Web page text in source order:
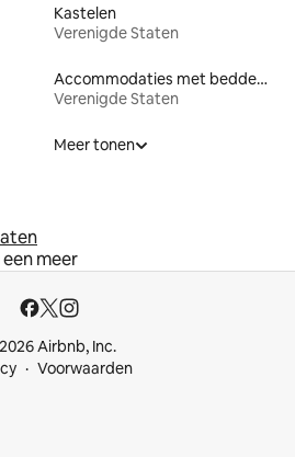
Kastelen
Verenigde Staten
Accommodaties met bedden op toegankelijke hoogte
Verenigde Staten
Meer tonen
meer
Airbnb, Inc.
Voorwaarden